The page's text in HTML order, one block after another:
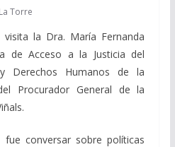
Torre
visita la Dra. María Fernanda
de Acceso a la Justicia del
Derechos Humanos de la
Procurador General de la
conversar sobre políticas